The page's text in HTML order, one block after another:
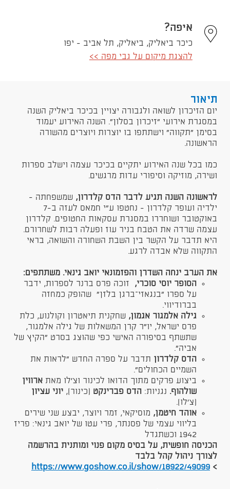
איפה?
כיכר ביאליק, ביאליק, תל אביב - יפו
להצגת מיקום על גבי מפה >>
תיאור
​יום הזיכרון לשואה ולגבורה יצויין בכיכר ביאליק השנה
במסגרת אירועי "זיכרון בסלון". השנה האירוע יעמוד
בסימן "תקווה" וישתתפו בו יוצרות ויוצרים מהשורה
הראשונה.
כמו בכל שנה האירוע יתקיים בכיכר עצמה וישלב ספרות
ושירה, מוזיקה וסיפורי עדות מרגשים.
לראשונה השנה תגיע לדבר הדס קלדרון, שמשפחתה -
ילדיה ועופר קלדרון - נחטפו ע"י חמאס לעזה ב-7
באוקטובר ושוחררו במסגרת עסקאות החטופים. קלדרון
עצמה שרדה את הטבח בניר עוז ופעלה רבות לשחרורם.
היא תדבר על הקשר בין השבת השחורה והשואה, בראי
התקווה שלא אבדה לרגע.
את הערב ינחה השדרן והפזמונאי יואב גינאי. משתתפים:
הסופר יוסי סוכרי, זוכה פרס ברנר לספרות, ידבר
על ספרו “בנגאזי–ברגן בלזן" שהופק כמחזה
בברודיווי.​
גילה אלמגור אגמון, שחקנית תיאטרון וקולנוע, כלת
פרס ישראל, יו״ר קרן המשאלות של גילה אלמגור,
שתשתף בסיפורה האישי כפי שהוצג בסרט “הקיץ של
אביה”.
הדס קלדרון תדבר על ספרה החדש “לראות את
השמיים הכחולים”.
ביצוע פרקים מתוך הדואו לכינור וצ׳לו מאת ארווין
שולהוף. נגניות: הדס פברינקט (כינור), יוני עציון
(צ'לו).
אוהד חיטמן, מוסיקאי, זמר ויוצר, יבצע שני שירים
בליווי עצמי של פסנתר, פרי עטו של יואב גינאי: פריז
1942 וכשתגדל
הכניסה חופשית, על בסיס מקום פנוי ומותנית בהרשמה
לצורך ניהול קהל בלבד
>
https://www.goshow.co.il/show/18922/49099